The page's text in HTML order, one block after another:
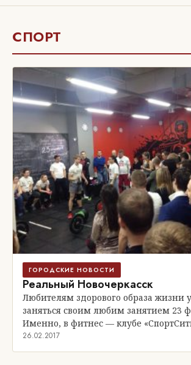
СПОРТ
ГОРОДСКИЕ НОВОСТИ
Реальный Новочеркасск
Любителям здорового образа жизни
заняться своим любим занятием 23
Именно, в фитнес — клубе
26.02.2017